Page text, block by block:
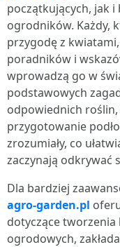
początkujących, jak
ogrodników. Każdy,
przygodę z
poradników i
wprowadzą go w
podstawowych
odpowiednich
przygotowanie
zrozumiały, co
zaczynają odkrywać
Dla bardziej
agro-garden.pl
dotyczące
ogrodowych,